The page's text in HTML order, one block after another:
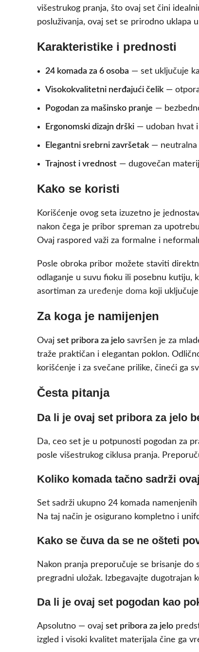
višestrukog pranja, što ovaj set čini
posluživanja, ovaj set se prirodno uklapa
Karakteristike i prednosti
24 komada za 6 osoba — set uključuje
Visokokvalitetni nerđajući čelik —
Pogodan za mašinsko pranje —
Ergonomski dizajn drški — udoban hvat
Elegantni srebrni završetak — neutralna
Trajnost i vrednost — dugovečan
Kako se koristi
Korišćenje ovog seta izuzetno je
nakon čega je pribor spreman za
Ovaj raspored važi za formalne i
Posle obroka pribor možete staviti
odlaganje u suvu fioku ili posebnu kutiju,
asortiman za uređenje doma koji
Za koga je namijenjen
Ovaj set pribora za jelo savršen je za
traže praktičan i elegantan poklon.
korišćenje i za svečane prilike, čineći ga
Česta pitanja
Da li je ovaj set pribora za jelo
Da, ceo set je u potpunosti pogodan za
posle višestrukog ciklusa pranja.
Koliko komada tačno sadrži
Set sadrži ukupno 24 komada
Na taj način je osigurano kompletno i
Kako se čuva da se ne ošteti
Nakon pranja preporučuje se brisanje do
pregradni uložak. Izbegavajte dugotrajan
Da li je ovaj set pogodan kao
Apsolutno — ovaj set pribora za jelo
izgled i visoki kvalitet materijala čine ga